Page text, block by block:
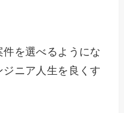
を選べるようにな
ニア人生を良くす